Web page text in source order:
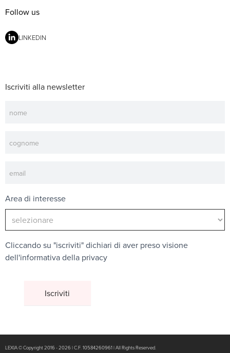
Follow us
LINKEDIN
Iscriviti alla newsletter
Area di interesse
Cliccando su "iscriviti" dichiari di aver preso visione
dell'informativa della privacy
LEXIA © Copyright 2016 - 2026 | C.F. 10584260961 | All Rights Reserved.